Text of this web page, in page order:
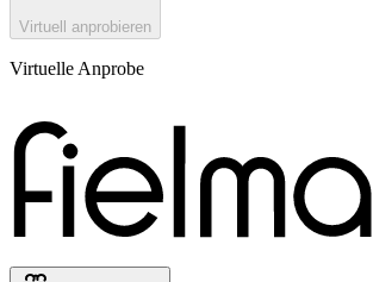
Virtuell anprobieren
Virtuelle Anprobe